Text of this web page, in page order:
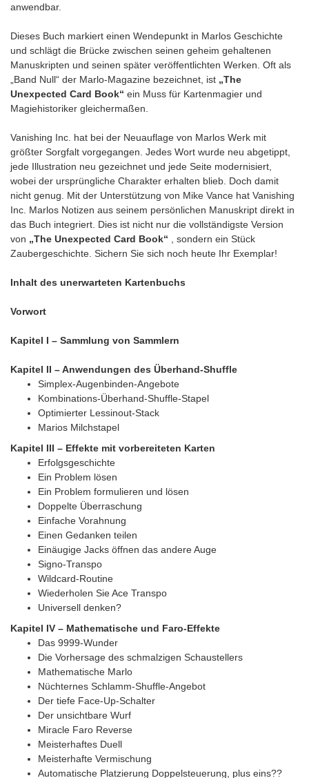
anwendbar.
Dieses Buch markiert einen Wendepunkt in Marlos Geschichte
und schlägt die Brücke zwischen seinen geheim gehaltenen
Manuskripten und seinen später veröffentlichten Werken. Oft als
„Band Null“ der Marlo-Magazine bezeichnet, ist „The
Unexpected Card Book“ ein Muss für Kartenmagier und
Magiehistoriker gleichermaßen.
Vanishing Inc. hat bei der Neuauflage von Marlos Werk mit
größter Sorgfalt vorgegangen. Jedes Wort wurde neu abgetippt,
jede Illustration neu gezeichnet und jede Seite modernisiert,
wobei der ursprüngliche Charakter erhalten blieb. Doch damit
nicht genug. Mit der Unterstützung von Mike Vance hat Vanishing
Inc. Marlos Notizen aus seinem persönlichen Manuskript direkt in
das Buch integriert. Dies ist nicht nur die vollständigste Version
von „The Unexpected Card Book“ , sondern ein Stück
Zaubergeschichte. Sichern Sie sich noch heute Ihr Exemplar!
Inhalt des unerwarteten Kartenbuchs
Vorwort
Kapitel I – Sammlung von Sammlern
Kapitel II – Anwendungen des Überhand-Shuffle
Simplex-Augenbinden-Angebote
Kombinations-Überhand-Shuffle-Stapel
Optimierter Lessinout-Stack
Marios Milchstapel
Kapitel III – Effekte mit vorbereiteten Karten
Erfolgsgeschichte
Ein Problem lösen
Ein Problem formulieren und lösen
Doppelte Überraschung
Einfache Vorahnung
Einen Gedanken teilen
Einäugige Jacks öffnen das andere Auge
Signo-Transpo
Wildcard-Routine
Wiederholen Sie Ace Transpo
Universell denken?
Kapitel IV – Mathematische und Faro-Effekte
Das 9999-Wunder
Die Vorhersage des schmalzigen Schaustellers
Mathematische Marlo
Nüchternes Schlamm-Shuffle-Angebot
Der tiefe Face-Up-Schalter
Der unsichtbare Wurf
Miracle Faro Reverse
Meisterhaftes Duell
Meisterhafte Vermischung
Automatische Platzierung Doppelsteuerung, plus eins??